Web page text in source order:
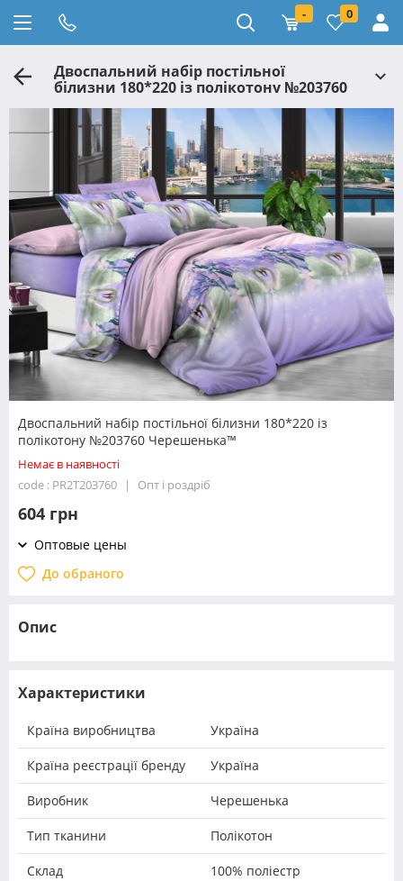
- 0
Двоспальний набір постільної
білизни 180*220 із полікотону №203760
Черешенька™
Двоспальний набір постільної білизни 180*220 із
полікотону №203760 Черешенька™
Немає в наявності
code : PR2T203760
Опт і роздріб
604 грн
Оптовые цены
До обраного
Опис
Характеристики
Країна виробництва Україна
Країна реєстрації бренду Україна
Виробник Черешенька
Тип тканини Полікотон
Склад 100% поліестр